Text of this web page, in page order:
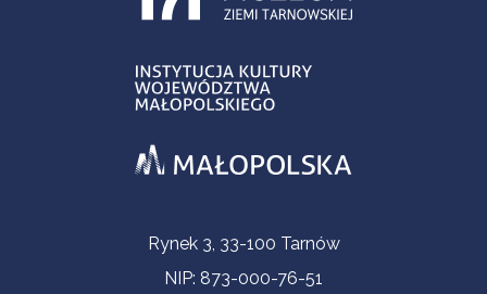
Informacje kontaktoweRynek 3, 33-100 Tarnów
NIP: 873-000-76-51